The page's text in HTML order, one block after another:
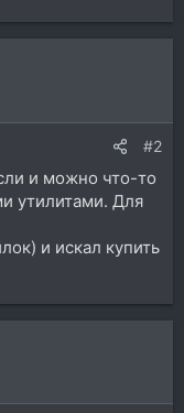
#2
и можно что-то
утилитами. Для
и искал купить